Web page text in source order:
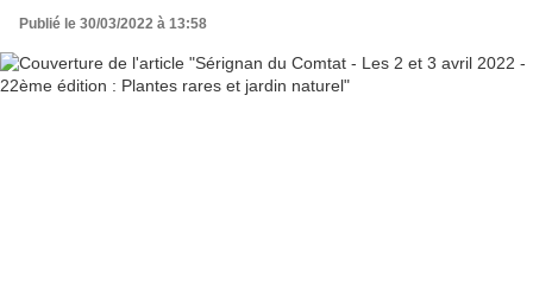
Publié le 30/03/2022 à 13:58